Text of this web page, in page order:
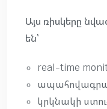
Այս ռիսկերը
են՝
real-time
կրկնակի